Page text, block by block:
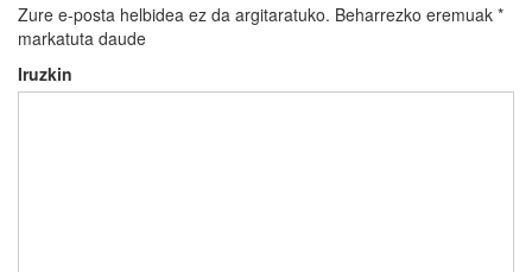
Zure e-posta helbidea ez da argitaratuko. Beharrezko eremuak *
markatuta daude
Iruzkin